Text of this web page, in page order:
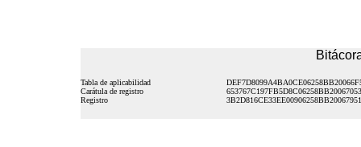
Tabla de aplicabilidad
Carátula de registro
Registro